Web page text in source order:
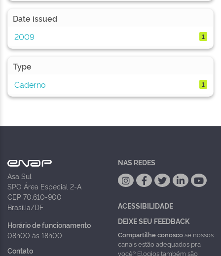
Date issued
2009
1
Type
Caderno
1
Asa Sul
SPO Área Especial 2-A
CEP 70.610-900
Brasília/DF
Horário de funcionamento
08h00 às 18h00
Contato
NAS REDES
ACESSIBILIDADE
DEIXE SEU FEEDBACK
Compartilhe conoscose nossos
canais estão adequados pra
você? Elogios também são